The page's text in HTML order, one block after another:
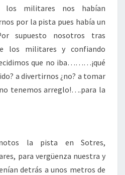
los militares nos habían
por la pista pues había un
supuesto nosotros tras
los militares y confiando
que no iba………¡qué
a divertirnos ¿no? a tomar
tenemos arreglo!….para la
la pista en Sotres,
para vergüenza nuestra y
detrás a unos metros de